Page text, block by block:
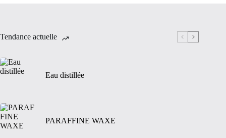
Tendance actuelle
Eau distillée
PARAFFINE WAXE